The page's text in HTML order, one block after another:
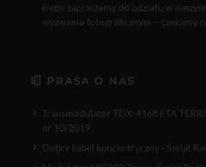
kiedy zapraszamy do udziału w
wyzwaniu fotograficznym – czekamy
PRASA O NAS
Transmodulator TDX-4168 FTA
nr 10/2019
Dobry kabel koncentryczny - Świat